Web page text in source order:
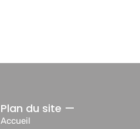
Plan du site —
Accueil